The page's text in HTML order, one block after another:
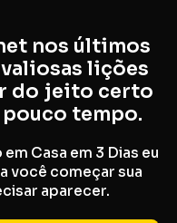
nos últimos
lições
do jeito certo
tempo.
Casa em 3 Dias eu
você começar sua
aparecer.